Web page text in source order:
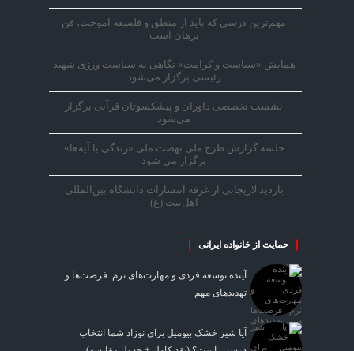
مهم‌ترین درسی که باید از منطق و فلسفه آموخت، فن
برهان است
همایش «سیاست و کرامت» نگاهی به سیاست ورزی شهید
رئیسی برگزار می‌شود
نشست تخصصی داوران و پیشکسوتان قرآنی برگزار
می‌شود
جلسه گزارش طرح ملی نهضت ملی «زندگی با آیه‌ها»
برگزار می شود
بازدید لاریجانی از غرفه انتشارات دانشگاه بین‌المللی
اهل‌بیت (ع)
حمایت از خانواده ایرانی
آینده توسعه فردی و مهارت‌های نرم: فرصت‌ها و
تهدیدهای مهم
آیا شیر خشک بیومیل برای نوزاد شما انتخاب